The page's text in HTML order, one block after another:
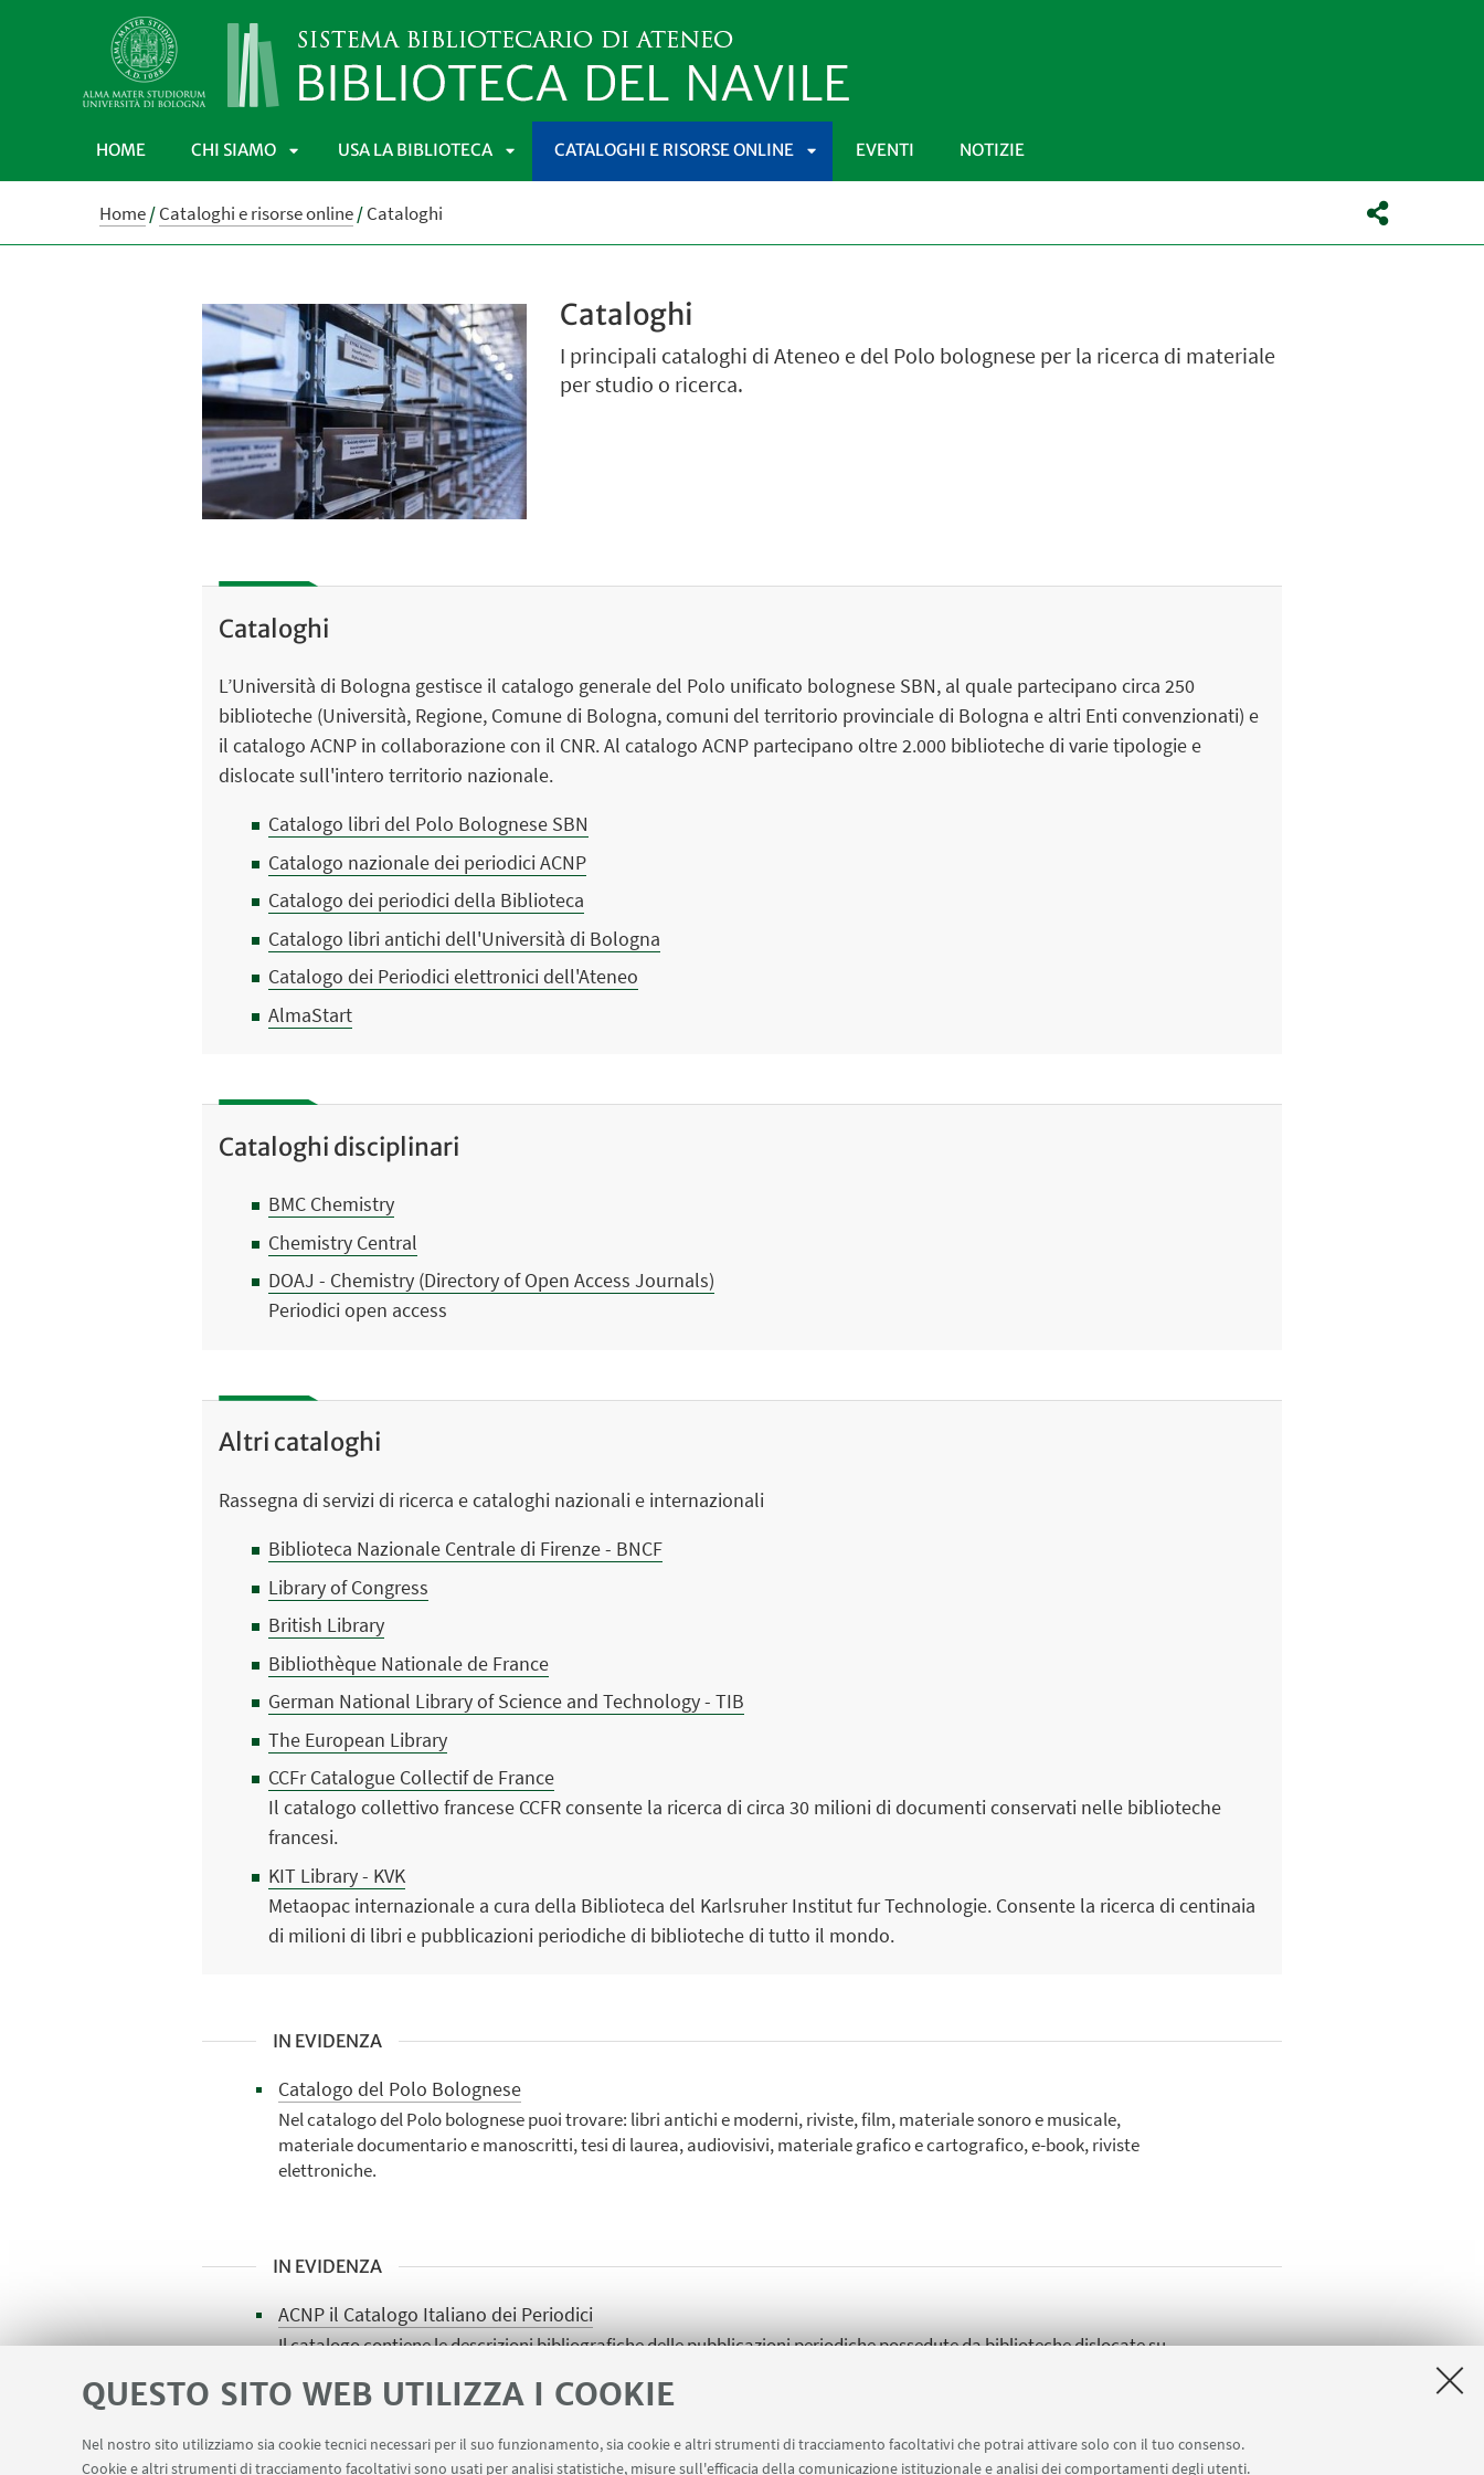
QUESTO SITO WEB UTILIZZA I COOKIE
Nel nostro sito utilizziamo sia cookie tecnici necessari per il suo funzionamento, sia cookie e altri strumenti di tracciamento facoltativi che potrai attivare solo con il tuo consenso.
Cookie e altri strumenti di tracciamento facoltativi sono usati per analisi statistiche, misure sull'efficacia della comunicazione istituzionale e analisi dei comportamenti degli utenti.
HOME CHI SIAMO
APRI
USA LA BIBLIOTECA CATALOGHI E RISORSE ONLINE EVENTI NOTIZIE
Home/Cataloghi e risorse online/Cataloghi
Cataloghi
I principali cataloghi di Ateneo e del Polo bolognese per la ricerca di materiale
per studio o ricerca.
Cataloghi
L’Università di Bologna gestisce il catalogo generale del Polo unificato bolognese SBN, al quale partecipano circa 250
biblioteche (Università, Regione, Comune di Bologna, comuni del territorio provinciale di Bologna e altri Enti convenzionati) e
il catalogo ACNP in collaborazione con il CNR. Al catalogo ACNP partecipano oltre 2.000 biblioteche di varie tipologie e
dislocate sull'intero territorio nazionale.
Catalogo libri del Polo Bolognese SBN
Catalogo nazionale dei periodici ACNP
Catalogo dei periodici della Biblioteca
Catalogo libri antichi dell'Università di Bologna
Catalogo dei Periodici elettronici dell'Ateneo
AlmaStart
Cataloghi disciplinari
BMC Chemistry
Chemistry Central
DOAJ - Chemistry (Directory of Open Access Journals)
Periodici open access
Altri cataloghi
Rassegna di servizi di ricerca e cataloghi nazionali e internazionali
Biblioteca Nazionale Centrale di Firenze - BNCF
Library of Congress
British Library
Bibliothèque Nationale de France
German National Library of Science and Technology - TIB
The European Library
CCFr Catalogue Collectif de France
Il catalogo collettivo francese CCFR consente la ricerca di circa 30 milioni di documenti conservati nelle biblioteche
francesi.
KIT Library - KVK
Metaopac internazionale a cura della Biblioteca del Karlsruher Institut fur Technologie. Consente la ricerca di centinaia
di milioni di libri e pubblicazioni periodiche di biblioteche di tutto il mondo.
IN EVIDENZA
Catalogo del Polo Bolognese
Nel catalogo del Polo bolognese puoi trovare: libri antichi e moderni, riviste, film, materiale sonoro e musicale,
materiale documentario e manoscritti, tesi di laurea, audiovisivi, materiale grafico e cartografico, e-book, riviste
elettroniche.
IN EVIDENZA
ACNP il Catalogo Italiano dei Periodici
Il catalogo contiene le descrizioni bibliografiche delle pubblicazioni periodiche possedute da biblioteche dislocate su